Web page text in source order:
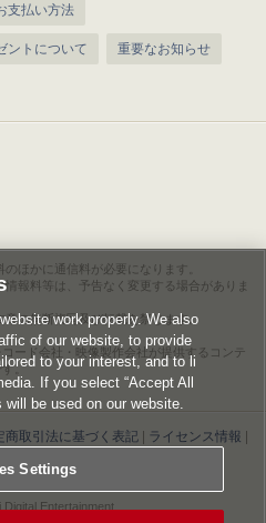
支払い方法
ントについて 重要なお知らせ
ほかに通信料が必要になります。
報料等は、予告なく変更する場合がありま
の無断複写及び転載を禁じます。
ード会社・映像製作会社が提供するコンテ
す。
商取引法に基づく表記 ライセンス情報
Settings
Digital Entertainment
work properly. We also
of our website, to provide
to your interest, and to li
If you select “Accept All
be used on our website.
Settings